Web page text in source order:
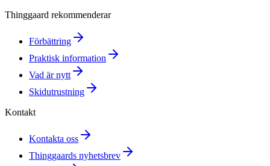
Thinggaard rekommenderar
Förbättring
Praktisk information
Vad är nytt
Skidutrustning
Kontakt
Kontakta oss
Thinggaards nyhetsbrev